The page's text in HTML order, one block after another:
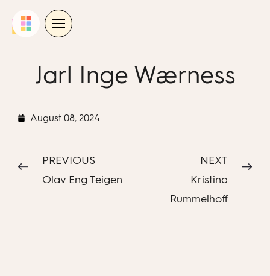
Jarl Inge Wærness
August 08, 2024
PREVIOUS
Olav Eng Teigen
NEXT
Kristina
Rummelhoff